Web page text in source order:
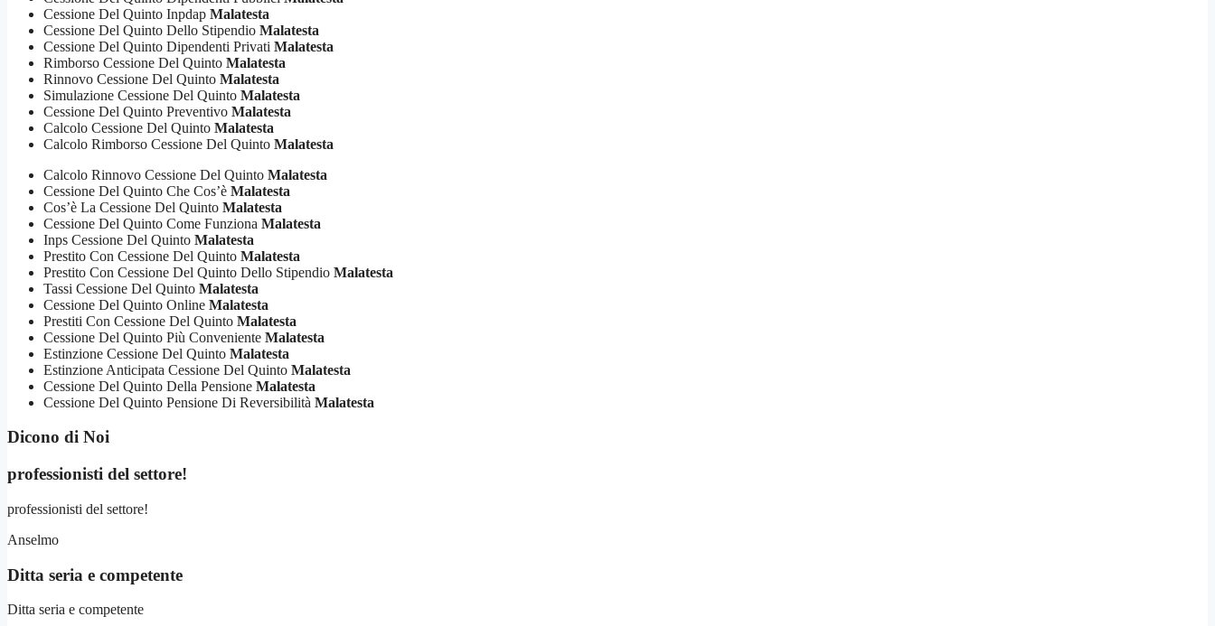
Cessione Del Quinto Inpdap Malatesta
Cessione Del Quinto Dello Stipendio Malatesta
Cessione Del Quinto Dipendenti Privati Malatesta
Rimborso Cessione Del Quinto Malatesta
Rinnovo Cessione Del Quinto Malatesta
Simulazione Cessione Del Quinto Malatesta
Cessione Del Quinto Preventivo Malatesta
Calcolo Cessione Del Quinto Malatesta
Calcolo Rimborso Cessione Del Quinto Malatesta
Calcolo Rinnovo Cessione Del Quinto Malatesta
Cessione Del Quinto Che Cos’è Malatesta
Cos’è La Cessione Del Quinto Malatesta
Cessione Del Quinto Come Funziona Malatesta
Inps Cessione Del Quinto Malatesta
Prestito Con Cessione Del Quinto Malatesta
Prestito Con Cessione Del Quinto Dello Stipendio Malatesta
Tassi Cessione Del Quinto Malatesta
Cessione Del Quinto Online Malatesta
Prestiti Con Cessione Del Quinto Malatesta
Cessione Del Quinto Più Conveniente Malatesta
Estinzione Cessione Del Quinto Malatesta
Estinzione Anticipata Cessione Del Quinto Malatesta
Cessione Del Quinto Della Pensione Malatesta
Cessione Del Quinto Pensione Di Reversibilità Malatesta
Dicono di Noi
professionisti del settore!
professionisti del settore!
Anselmo
Ditta seria e competente
Ditta seria e competente